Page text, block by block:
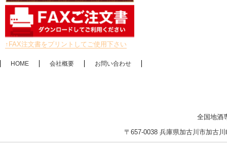
↑FAX注文書をプリントしてご使用下さい
HOME 会社概要 お問い合わせ
全国地酒
〒657-0038 兵庫県加古川市加古